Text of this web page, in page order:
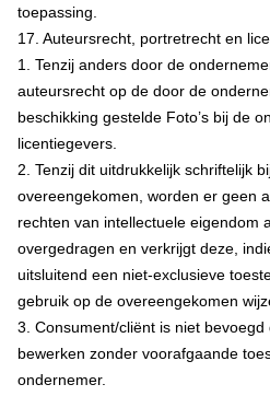
toepassing.
17. Auteursrecht, portretrecht en
1. Tenzij anders door de
auteursrecht op de door de
beschikking gestelde Foto’s bij de
licentiegevers.
2. Tenzij dit uitdrukkelijk schriftelijk
overeengekomen, worden er geen
rechten van intellectuele eigendom
overgedragen en verkrijgt deze,
uitsluitend een niet-exclusieve
gebruik op de overeengekomen
3. Consument/cliënt is niet
bewerken zonder voorafgaande
ondernemer.